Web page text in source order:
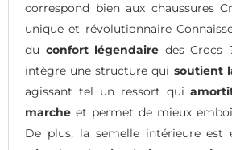
correspond bien aux chaussures
unique et révolutionnaire
du confort légendaire des Crocs
intègre une structure qui soutient
agissant tel un ressort qui
marche et permet de mieux
De plus, la semelle intérieure est